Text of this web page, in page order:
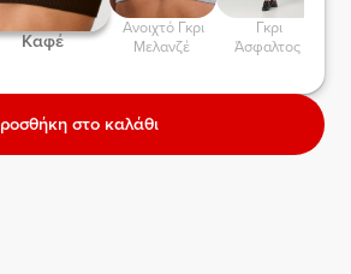
Καφέ
Μελανζέ
Άσφαλτος
στο καλάθι